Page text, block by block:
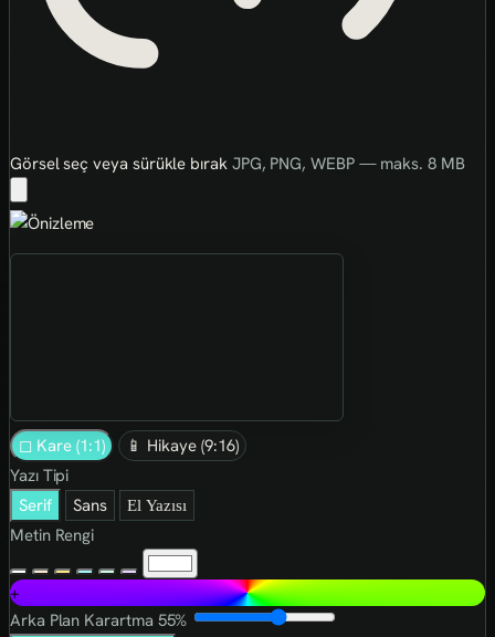
Görsel seç veya sürükle bırak JPG, PNG, WEBP — maks. 8 MB
◻ Kare (1:1)
📱 Hikaye (9:16)
Yazı Tipi
Serif
Sans El Yazısı
Metin Rengi
+
Arka Plan Karartma 55%